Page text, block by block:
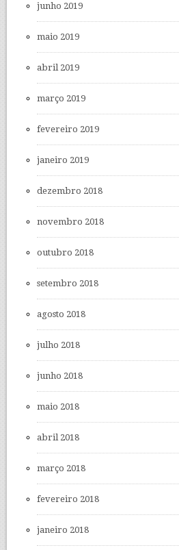
junho 2019
maio 2019
abril 2019
março 2019
fevereiro 2019
janeiro 2019
dezembro 2018
novembro 2018
outubro 2018
setembro 2018
agosto 2018
julho 2018
junho 2018
maio 2018
abril 2018
março 2018
fevereiro 2018
janeiro 2018